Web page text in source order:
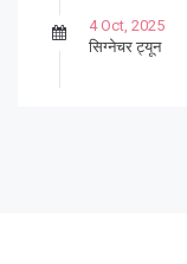
4 Oct, 2025
सिग्नेचर ट्यून